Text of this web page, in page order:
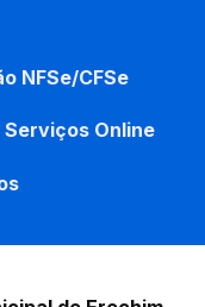
NFSe/CFSe
Serviços Online